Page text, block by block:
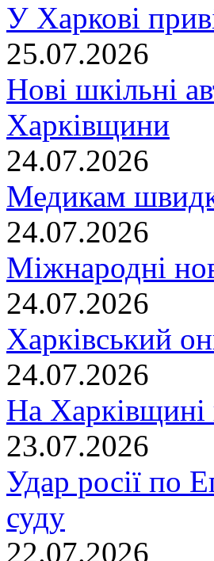
У Харкові
25.07.2026
Нові шкільні
Харківщини
24.07.2026
Медикам
24.07.2026
Міжнародні
24.07.2026
Харківський
24.07.2026
На
23.07.2026
Удар росії по
суду
22.07.2026